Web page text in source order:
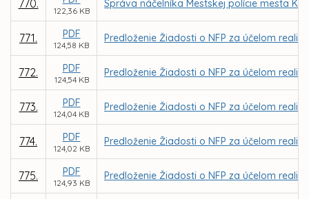
770.
122,36 KB
Správa náčelníka Mestskej polície mesta
771. PDF
124,58 KB
Predloženie Žiadosti o NFP za účelom
772. PDF
124,54 KB
Predloženie Žiadosti o NFP za účelom
773. PDF
124,04 KB
Predloženie Žiadosti o NFP za účelom
774. PDF
124,02 KB
Predloženie Žiadosti o NFP za účelom
775. PDF
124,93 KB
Predloženie Žiadosti o NFP za účelom